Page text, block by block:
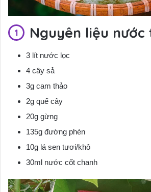
Nguyên liệu
3 lít nước lọc
4 cây sả
3g cam thảo
2g quế cây
20g gừng
135g đường phèn
10g lá sen tươi/khô
30ml nước cốt chanh